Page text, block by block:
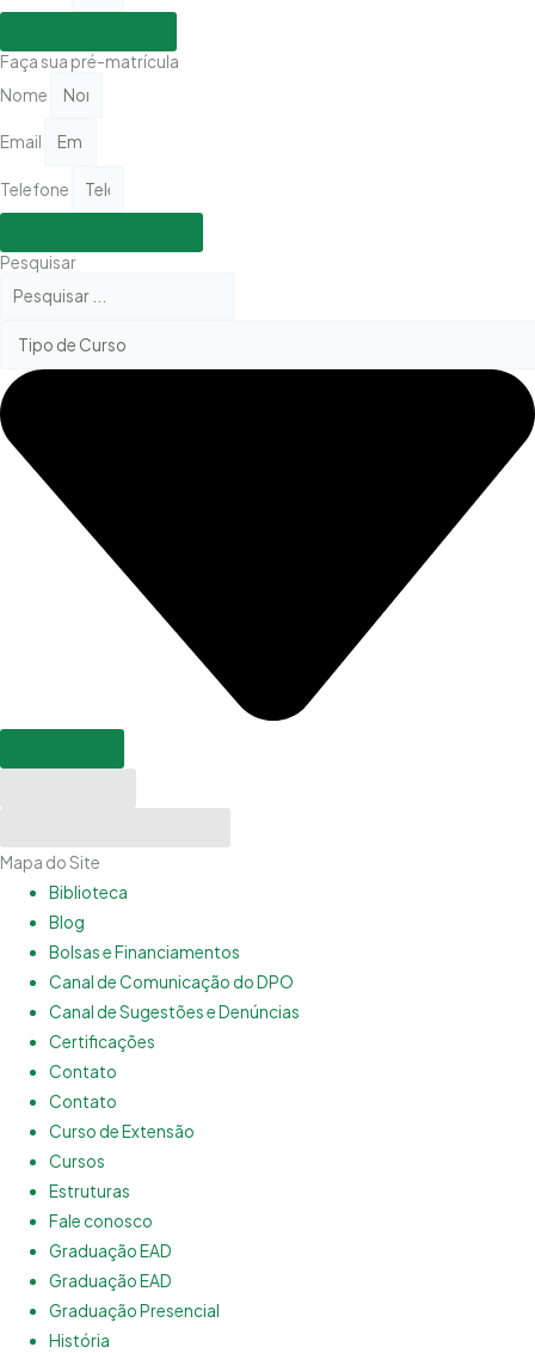
Faça sua pré-matrícula
Nome
Email
Telefone
Pesquisar
Mapa do Site
Biblioteca
Blog
Bolsas e Financiamentos
Canal de Comunicação do DPO
Canal de Sugestões e Denúncias
Certificações
Contato
Contato
Curso de Extensão
Cursos
Estruturas
Fale conosco
Graduação EAD
Graduação EAD
Graduação Presencial
História